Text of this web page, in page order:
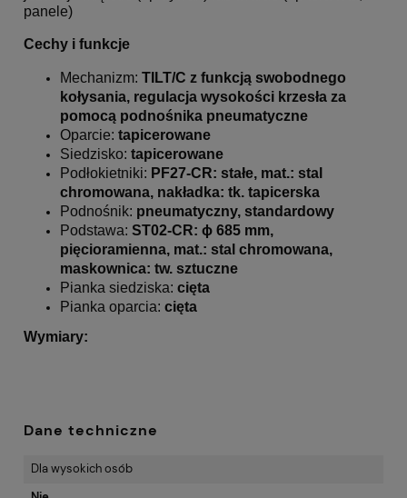
panele)
Cechy i funkcje
Mechanizm: TILT/C z funkcją swobodnego
kołysania, regulacja wysokości krzesła za
pomocą podnośnika pneumatyczne
Oparcie: tapicerowane
Siedzisko: tapicerowane
Podłokietniki: PF27-CR: stałe, mat.: stal
chromowana, nakładka: tk. tapicerska
Podnośnik: pneumatyczny, standardowy
Podstawa: ST02-CR: ϕ 685 mm,
pięcioramienna, mat.: stal chromowana,
maskownica: tw. sztuczne
Pianka siedziska: cięta
Pianka oparcia: cięta
Wymiary:
Dane techniczne
Dla wysokich osób